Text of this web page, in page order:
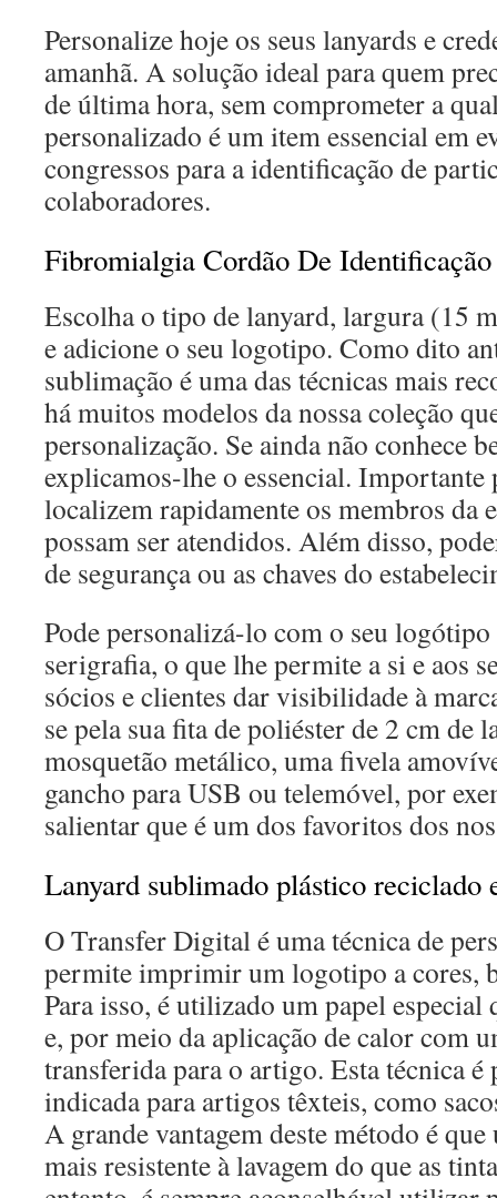
Personalize hoje os seus lanyards e
amanhã. A solução ideal para quem
de última hora, sem comprometer a
personalizado é um item essencial em
congressos para a identificação de
colaboradores.
Fibromialgia Cordão De
Escolha o tipo de lanyard, largura (15
e adicione o seu logotipo. Como dito
sublimação é uma das técnicas mais
há muitos modelos da nossa coleção
personalização. Se ainda não conhece
explicamos-lhe o essencial. Importante
localizem rapidamente os membros da
possam ser atendidos. Além disso,
de segurança ou as chaves do
Pode personalizá-lo com o seu
serigrafia, o que lhe permite a si e aos
sócios e clientes dar visibilidade à
se pela sua fita de poliéster de 2 cm
mosquetão metálico, uma fivela
gancho para USB ou telemóvel, por
salientar que é um dos favoritos dos
Lanyard sublimado plástico reciclado
O Transfer Digital é uma técnica de
permite imprimir um logotipo a cores,
Para isso, é utilizado um papel especial
e, por meio da aplicação de calor com
transferida para o artigo. Esta técnica
indicada para artigos têxteis, como
A grande vantagem deste método é
mais resistente à lavagem do que as